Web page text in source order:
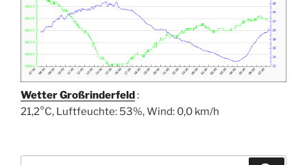
Wetter Großrinderfeld:
21,2°C, Luftfeuchte: 53%, Wind: 0,0 km/h